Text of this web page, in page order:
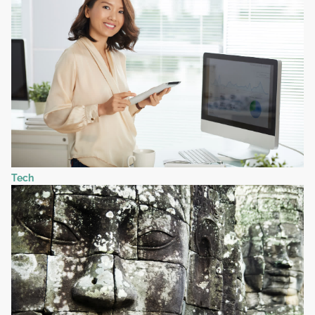
Tech